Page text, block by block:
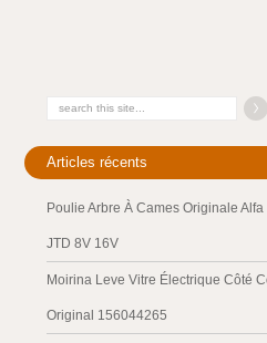
Articles récents
Poulie Arbre À Cames Originale
JTD 8V 16V
Moirina Leve Vitre Électrique Côté
Original 156044265